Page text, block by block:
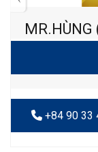
MR.HÙNG
+84 90 33